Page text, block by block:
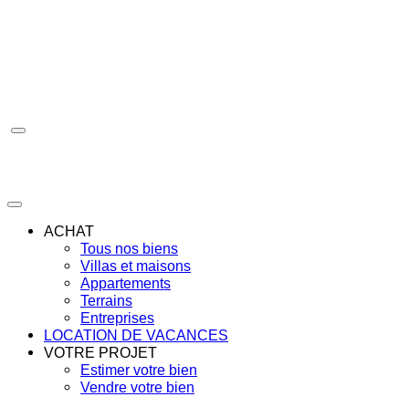
ACHAT
Tous nos biens
Villas et maisons
Appartements
Terrains
Entreprises
LOCATION DE VACANCES
VOTRE PROJET
Estimer votre bien
Vendre votre bien